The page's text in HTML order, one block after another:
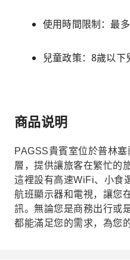
使用時間限制：最
兒童政策：8歲以下
商品说明
PAGSS貴賓室位於普林
層，提供讓旅客在繁忙的
這裡設有高速WiFi、小食
航班顯示器和電視，讓您
訊。無論您是商務出行或
都能滿足您的需求，為您